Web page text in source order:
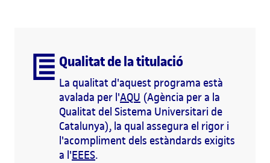
Qualitat de la titulació
La qualitat d'aquest programa està
avalada per l'AQU (Agència per a la
Qualitat del Sistema Universitari de
Catalunya), la qual assegura el rigor i
l'acompliment dels estàndards exigits
a l'EEES.